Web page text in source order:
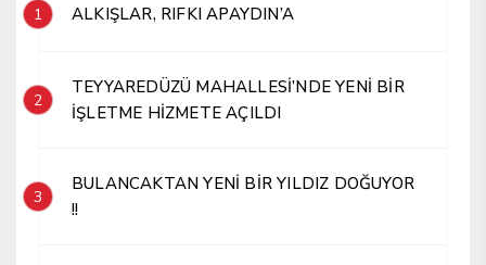
1 ALKIŞLAR, RIFKI APAYDIN’A
2
TEYYAREDÜZÜ MAHALLESİ’NDE YENİ BİR
İŞLETME HİZMETE AÇILDI
3
BULANCAKTAN YENİ BİR YILDIZ DOĞUYOR
!!